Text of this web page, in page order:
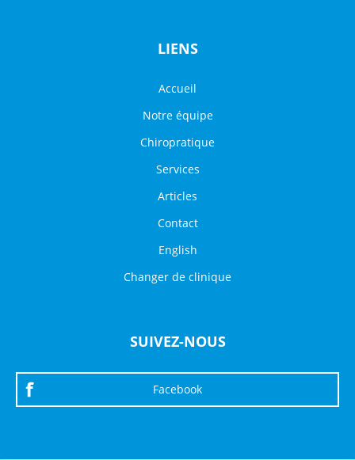
LIENS
Accueil
Notre équipe
Chiropratique
Services
Articles
Contact
English
Changer de clinique
SUIVEZ-NOUS
Facebook